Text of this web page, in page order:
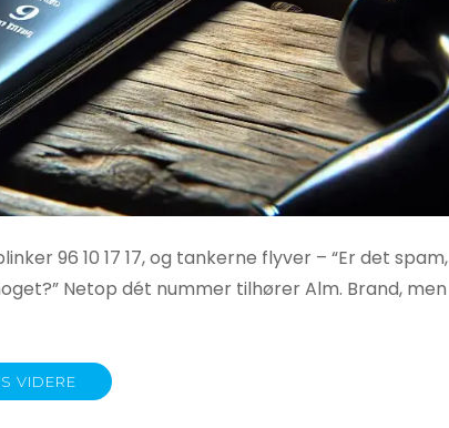
96 10 17 17, og tankerne flyver – “Er det spam,
Netop dét nummer tilhører Alm. Brand, men
VIDERE